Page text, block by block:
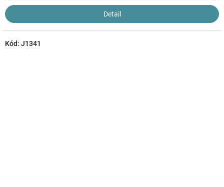
Detail
Kód: J1341